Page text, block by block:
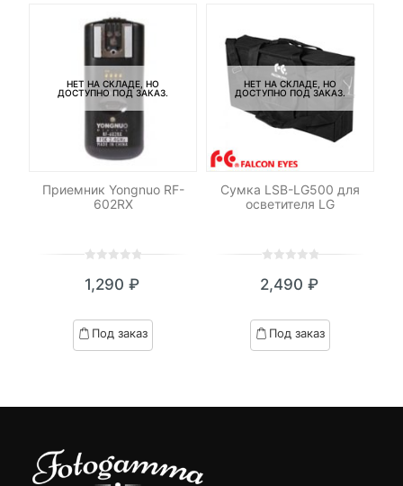
НЕТ НА СКЛАДЕ, НО
ДОСТУПНО ПОД ЗАКАЗ.
Приемник Yongnuo RF-
602RX
out
based
on
1,290 ₽
Под заказ
НЕТ НА СКЛАДЕ, НО
ДОСТУПНО ПОД ЗАКАЗ.
Сумка LSB-LG500 для
осветителя LG
out
based
on
2,490 ₽
Под заказ